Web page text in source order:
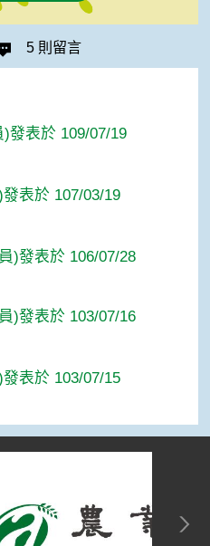
5 則留言
發表於 109/07/19
表於 107/03/19
)發表於 106/07/28
)發表於 103/07/16
表於 103/07/15